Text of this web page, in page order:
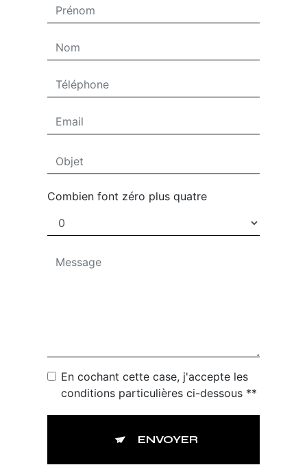
Combien font zéro plus quatre
En cochant cette case, j'accepte les
conditions particulières ci-dessous **
ENVOYER